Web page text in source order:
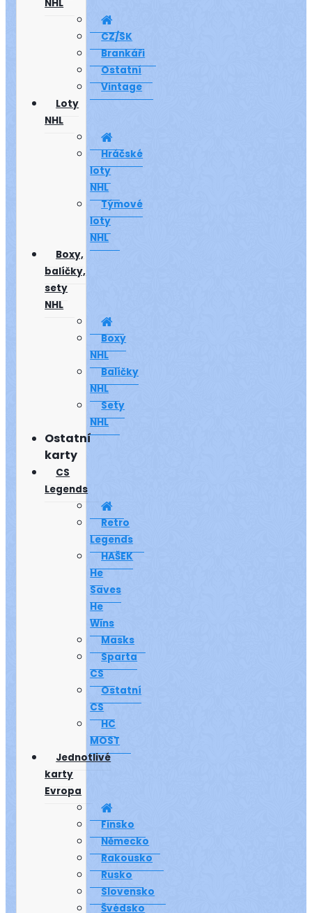
NHL
CZ/SK
Brankáři
Ostatní
Vintage
Loty
NHL
Hráčské
loty
NHL
Týmové
loty
NHL
Boxy,
balíčky,
sety
NHL
Boxy
NHL
Balíčky
NHL
Sety
NHL
Ostatní
karty
CS
Legends
Retro
Legends
HAŠEK
He
Saves
He
Wins
Masks
Sparta
CS
Ostatní
CS
HC
MOST
Jednotlivé
karty
Evropa
Finsko
Německo
Rakousko
Rusko
Slovensko
Švédsko